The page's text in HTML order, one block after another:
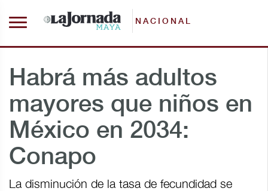
NACIONAL
Habrá más adultos
mayores que niños en
México en 2034:
Conapo
La disminución de la tasa de fecundidad se